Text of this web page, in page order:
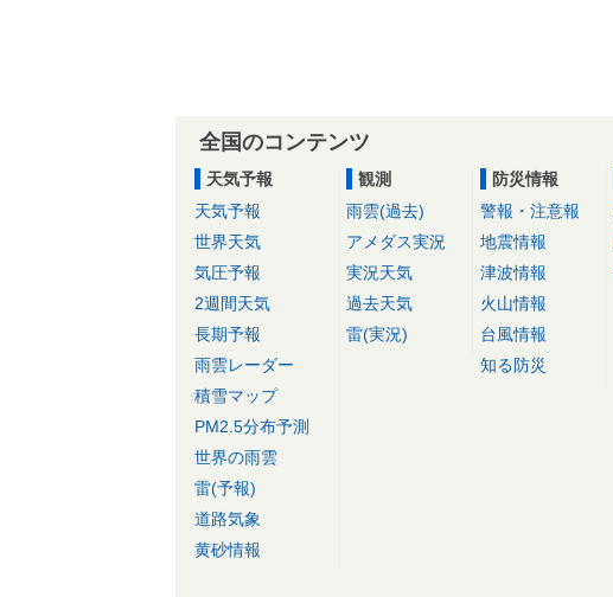
全国のコンテンツ
天気予報
天気予報
世界天気
気圧予報
2週間天気
長期予報
雨雲レーダー
積雪マップ
PM2.5分布予測
世界の雨雲
雷(予報)
道路気象
黄砂情報
観測
雨雲(過去)
アメダス実況
実況天気
過去天気
雷(実況)
防災情報
警報・注意報
地震情報
津波情報
火山情報
台風情報
知る防災